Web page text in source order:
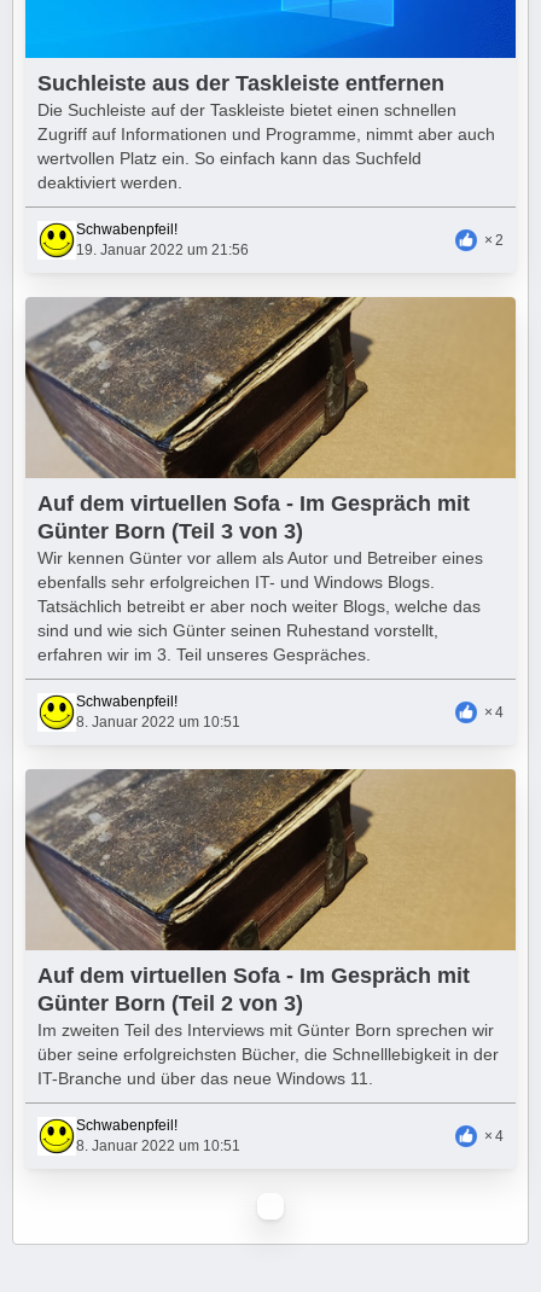
Suchleiste aus der Taskleiste entfernen
Die Suchleiste auf der Taskleiste bietet einen schnellen
Zugriff auf Informationen und Programme, nimmt aber auch
wertvollen Platz ein. So einfach kann das Suchfeld
deaktiviert werden.
Schwabenpfeil!
19. Januar 2022 um 21:56
2
Auf dem virtuellen Sofa - Im Gespräch mit
Günter Born (Teil 3 von 3)
Wir kennen Günter vor allem als Autor und Betreiber eines
ebenfalls sehr erfolgreichen IT- und Windows Blogs.
Tatsächlich betreibt er aber noch weiter Blogs, welche das
sind und wie sich Günter seinen Ruhestand vorstellt,
erfahren wir im 3. Teil unseres Gespräches.
Schwabenpfeil!
8. Januar 2022 um 10:51
4
Auf dem virtuellen Sofa - Im Gespräch mit
Günter Born (Teil 2 von 3)
Im zweiten Teil des Interviews mit Günter Born sprechen wir
über seine erfolgreichsten Bücher, die Schnelllebigkeit in der
IT-Branche und über das neue Windows 11.
Schwabenpfeil!
8. Januar 2022 um 10:51
4